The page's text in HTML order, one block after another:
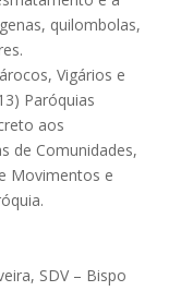
quilombolas,
Vigários e
Paróquias
aos
de Comunidades,
Movimentos e
SDV – Bispo